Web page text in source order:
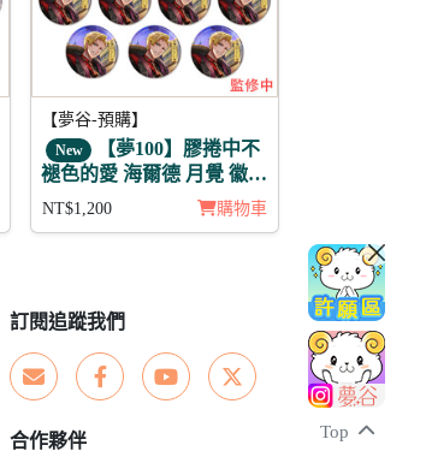
Top
【夢谷-預購】
New
【夢100】膠捲中不
褪色的愛 海爾德 月覺 徽章
11入組
NT$1,200 購物車
訂閱追蹤我們
合作夥伴